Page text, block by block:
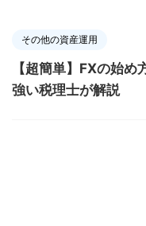
その他の資産運用
【超簡単】FXの始
強い税理士が解説